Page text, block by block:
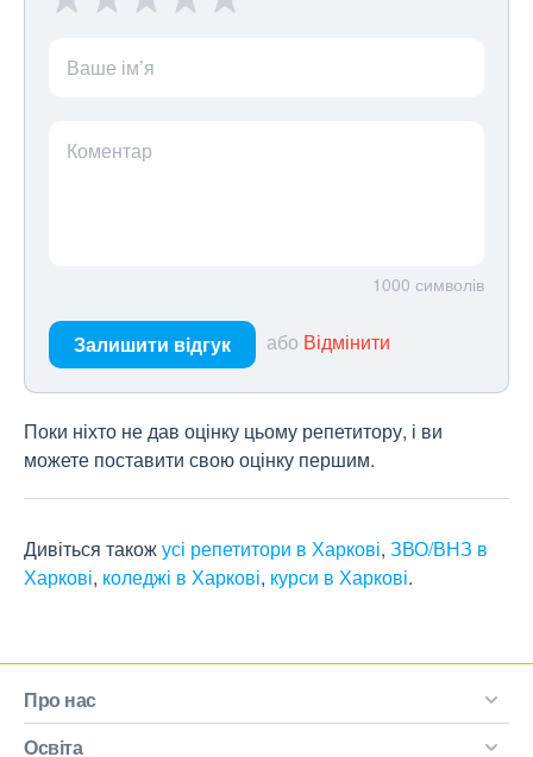
Ваше ім’я
Коментар
1000 символів
Залишити відгук або Відмінити
Поки ніхто не дав оцінку цьому репетитору, і ви
можете поставити свою оцінку першим.
Дивіться такожусі репетитори в Харкові, ЗВО/ВНЗ в
Харкові, коледжі в Харкові, курси в Харкові.
Про нас
Освіта